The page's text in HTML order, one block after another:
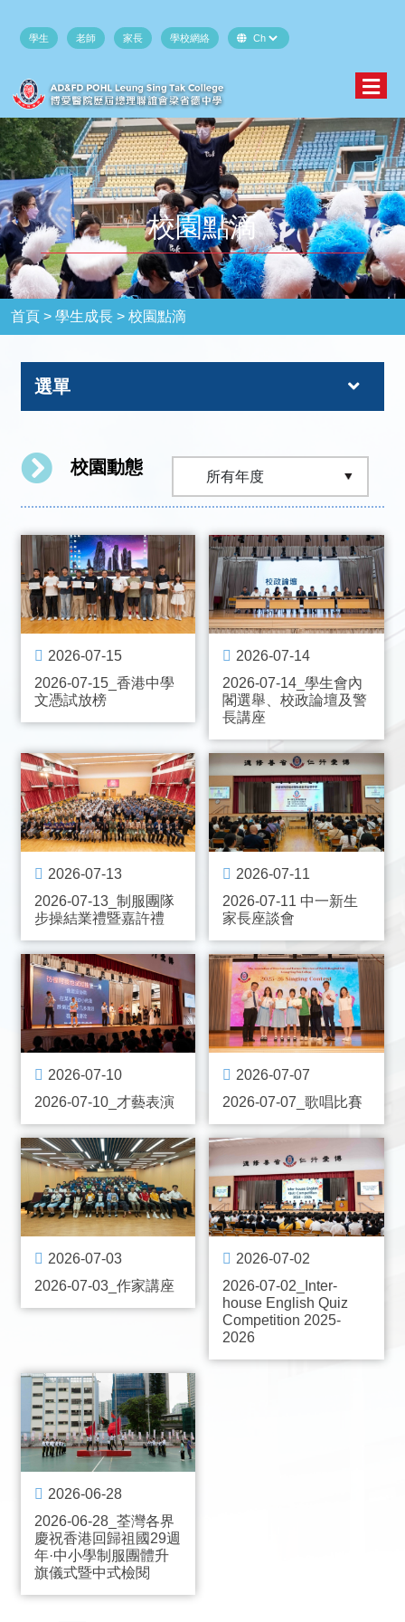
學生 老師 家長 學校網絡
校園點滴
首頁 > 學生成長 >校園點滴
選單
校園動態
2026-07-15
2026-07-15_香港中學
文憑試放榜
2026-07-14
2026-07-14_學生會內
閣選舉、校政論壇及警
長講座
2026-07-13
2026-07-13_制服團隊
步操結業禮暨嘉許禮
2026-07-11
2026-07-11 中一新生
家長座談會
2026-07-10
2026-07-10_才藝表演
2026-07-07
2026-07-07_歌唱比賽
2026-07-03
2026-07-03_作家講座
2026-07-02
2026-07-02_Inter-
house English Quiz
Competition 2025-
2026
2026-06-28
2026-06-28_荃灣各界
慶祝香港回歸祖國29週
年·中小學制服團體升
旗儀式暨中式檢閱